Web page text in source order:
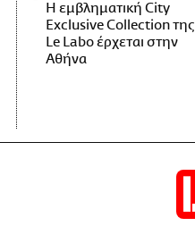
Η εμβληματική City
Exclusive Collection της
Le Labo έρχεται στην
Αθήνα